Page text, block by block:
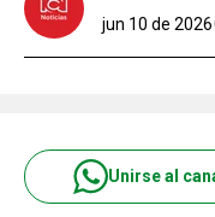
jun 10 de 2026
Unirse al